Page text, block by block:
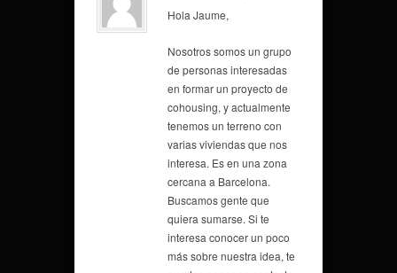
Hola Jaume,
Nosotros somos un grupo
de personas interesadas
en formar un proyecto de
cohousing, y actualmente
tenemos un terreno con
varias viviendas que nos
interesa. Es en una zona
cercana a Barcelona.
Buscamos gente que
quiera sumarse. Si te
interesa conocer un poco
más sobre nuestra idea, te